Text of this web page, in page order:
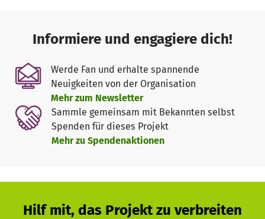
Informiere und engagiere dich!
Werde Fan und erhalte spannende
Neuigkeiten von der Organisation
Mehr zum Newsletter
Sammle gemeinsam mit Bekannten selbst
Spenden für dieses Projekt
Mehr zu Spendenaktionen
Hilf mit, das Projekt zu verbreiten